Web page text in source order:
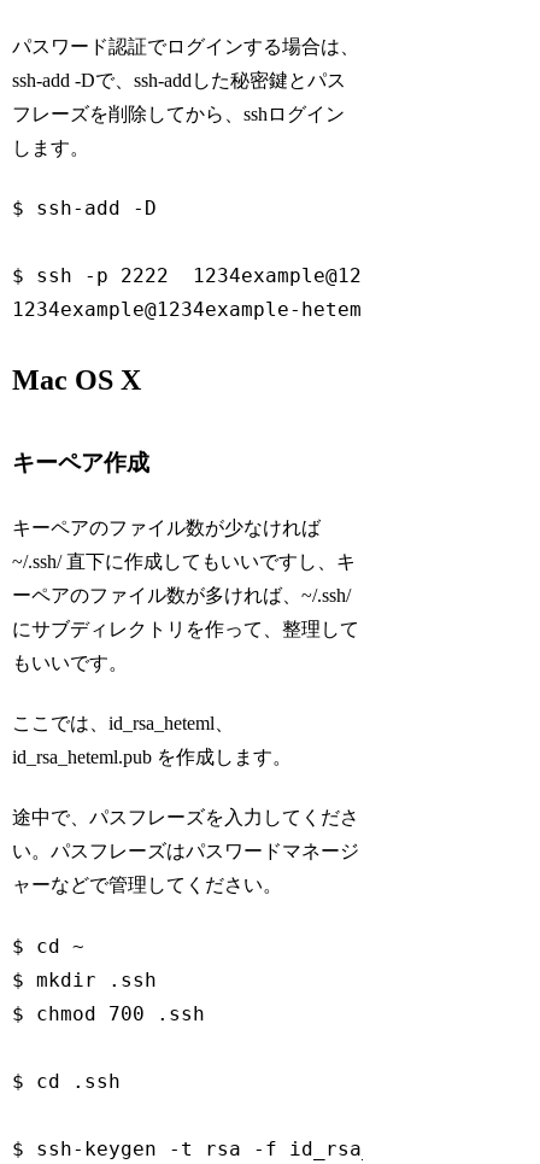
パスワード認証でログインする場合は、
ssh-add -Dで、ssh-addした秘密鍵とパス
フレーズを削除してから、sshログイン
します。
$ ssh-add -D
$ ssh -p 2222  1234example@1234example-
1234example@1234example-heteml.net's
Mac OS X
キーペア作成
キーペアのファイル数が少なければ
~/.ssh/ 直下に作成してもいいですし、キ
ーペアのファイル数が多ければ、~/.ssh/
にサブディレクトリを作って、整理して
もいいです。
ここでは、id_rsa_heteml、
id_rsa_heteml.pub を作成します。
途中で、パスフレーズを入力してくださ
い。パスフレーズはパスワードマネージ
ャーなどで管理してください。
$ cd ~
$ mkdir .ssh
$ chmod 700 .ssh
$ cd .ssh
$ ssh-keygen -t rsa -f id_rsa_heteml